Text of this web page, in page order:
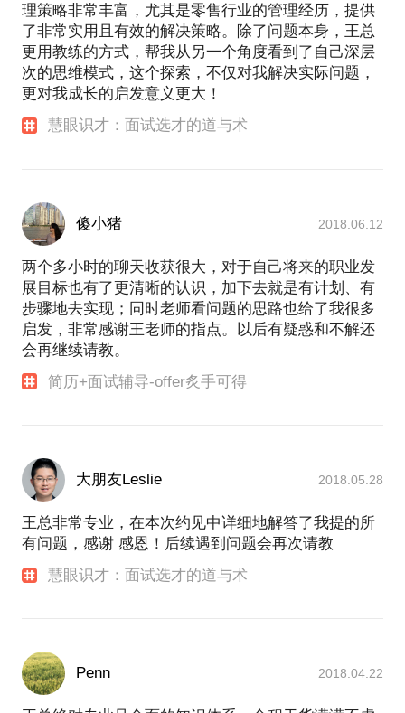
理策略非常丰富，尤其是零售行业的管理经历，提供
了非常实用且有效的解决策略。除了问题本身，王总
更用教练的方式，帮我从另一个角度看到了自己深层
次的思维模式，这个探索，不仅对我解决实际问题，
更对我成长的启发意义更大！
慧眼识才：面试选才的道与术
傻小猪 2018.06.12
两个多小时的聊天收获很大，对于自己将来的职业发
展目标也有了更清晰的认识，加下去就是有计划、有
步骤地去实现；同时老师看问题的思路也给了我很多
启发，非常感谢王老师的指点。以后有疑惑和不解还
会再继续请教。
简历+面试辅导-offer炙手可得
大朋友Leslie 2018.05.28
王总非常专业，在本次约见中详细地解答了我提的所
有问题，感谢 感恩！后续遇到问题会再次请教
慧眼识才：面试选才的道与术
Penn 2018.04.22